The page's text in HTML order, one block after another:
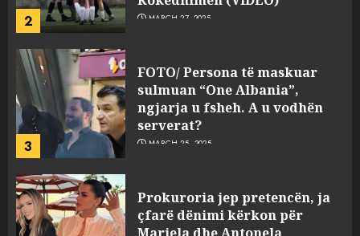
2 MARCH 27, 2025
3
FOTO/ Persona të maskuar
sulmuan “One Albania”,
ngjarja u fsheh. A u vodhën
serverat?
MARCH 25, 2025
Prokuroria jep pretencën, ja
çfarë dënimi kërkon për